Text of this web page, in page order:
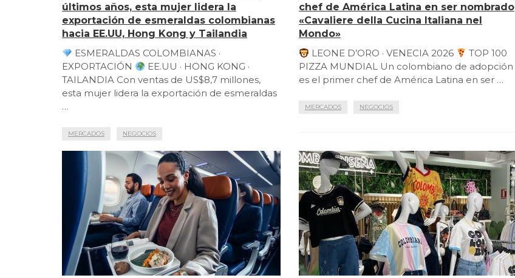
últimos años, esta mujer lidera la
exportación de esmeraldas colombianas
hacia EE.UU, Hong Kong y Tailandia
ESMERALDAS COLOMBIANAS ·
EXPORTACIÓN
EE.UU · HONG KONG ·
TAILANDIA Con ventas de US$8,7 millones,
esta mujer lidera la exportación de esmeraldas
…
MERCADOS NEGOCIOS
chef de América Latina en ser nombrado
«Cavaliere della Cucina Italiana nel
Mondo»
LEONE D’ORO · VENECIA 2026
TOP 100
PIZZA MUNDIAL Un colombiano de adopción
es el primer chef de América Latina en ser …
MERCADOS NEGOCIOS